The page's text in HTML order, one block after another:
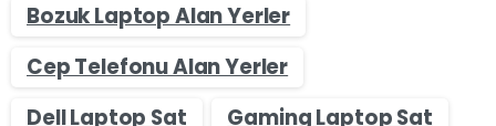
Bozuk Laptop Alan Yerler
Cep Telefonu Alan Yerler
Dell Laptop Sat
Gaming Laptop Sat